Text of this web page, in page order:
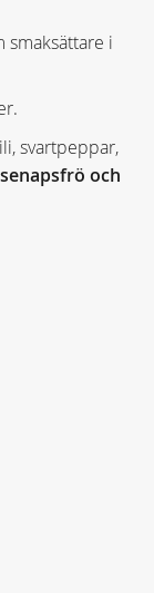
smaksättare i
svartpeppar,
och